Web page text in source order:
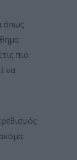
όπως
πιο
να